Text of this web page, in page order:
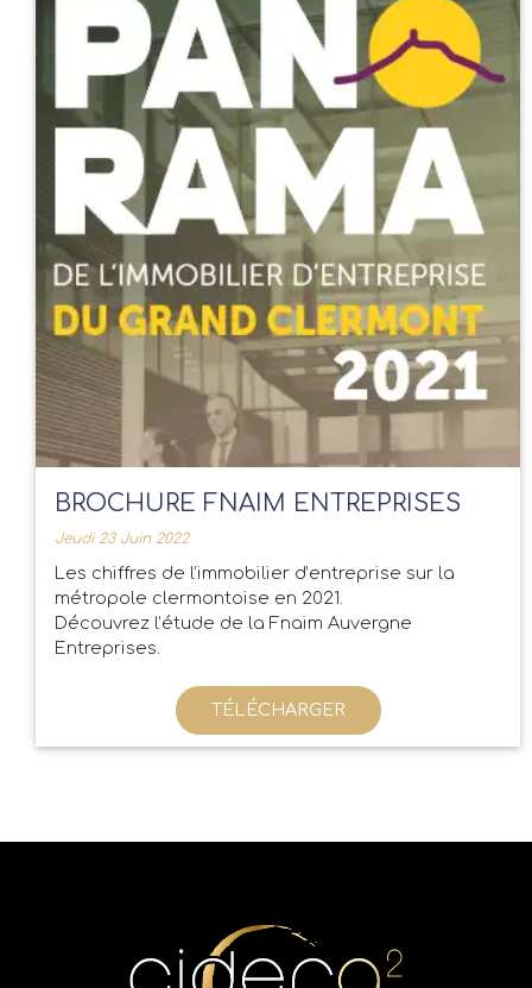
BROCHURE FNAIM ENTREPRISES
Jeudi 23 Juin 2022
Les chiffres de l’immobilier d’entreprise sur la
métropole clermontoise en 2021.
Découvrez l’étude de la Fnaim Auvergne
Entreprises.
TÉLÉCHARGER